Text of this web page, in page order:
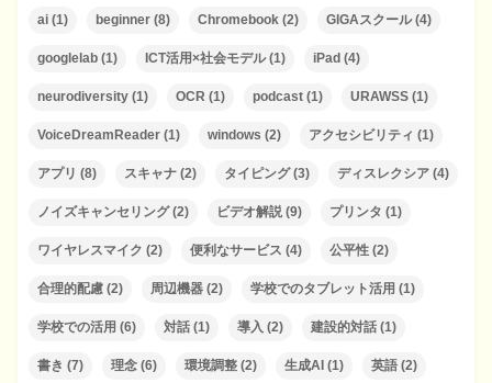
ai (1) beginner (8) Chromebook (2) GIGAスクール(4)
googlelab (1) ICT活用×社会モデル(1) iPad (4)
neurodiversity (1) OCR (1) podcast (1) URAWSS (1)
VoiceDreamReader (1) windows (2) アクセシビリティ (1)
アプリ (8) スキャナ (2) タイピング(3) ディスレクシア (4)
ノイズキャンセリング(2) ビデオ解説 (9) プリンタ (1)
ワイヤレスマイク (2) 便利なサービス (4) 公平性 (2)
合理的配慮 (2) 周辺機器 (2) 学校でのタブレット活用 (1)
学校での活用 (6) 対話 (1) 導入 (2) 建設的対話 (1)
書き (7) 理念 (6) 環境調整 (2) 生成AI (1) 英語 (2)